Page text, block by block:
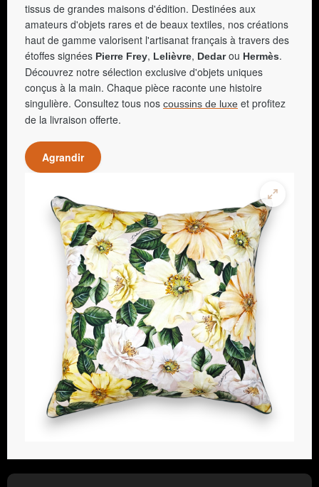
tissus de grandes maisons d'édition. Destinées aux
amateurs d'objets rares et de beaux textiles, nos créations
haut de gamme valorisent l'artisanat français à travers des
étoffes signées Pierre Frey, Lelièvre, Dedarou Hermès.
Découvrez notre sélection exclusive d'objets uniques
conçus à la main. Chaque pièce raconte une histoire
singulière. Consultez tous nos coussins de luxe et profitez
de la livraison offerte.
Agrandir